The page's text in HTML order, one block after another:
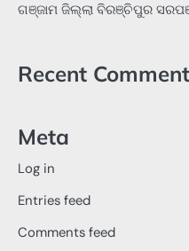
ଗଞ୍ଜାମ ଜିଲ୍ଲା ବିରଞ୍ଚିପୁର
Recent
Meta
Log in
Entries feed
Comments feed